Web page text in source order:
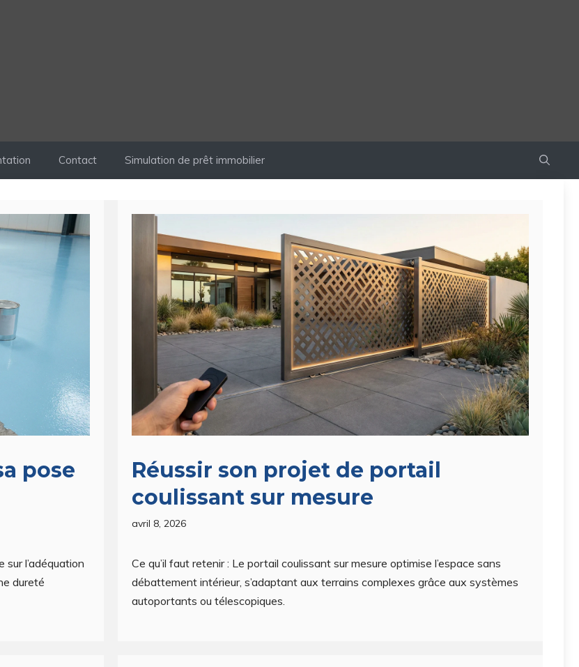
Contact Simulation de prêt immobilier
pose
sur l’adéquation
dureté
Réussir son projet de portail
coulissant sur mesure
avril 8, 2026
Ce qu’il faut retenir : Le portail coulissant sur mesure optimise l’espace sans
débattement intérieur, s’adaptant aux terrains complexes grâce aux systèmes
autoportants ou télescopiques.